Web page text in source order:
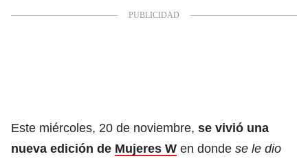
Este miércoles, 20 de noviembre, se vivió una
nueva edición de Mujeres W en donde se le dio